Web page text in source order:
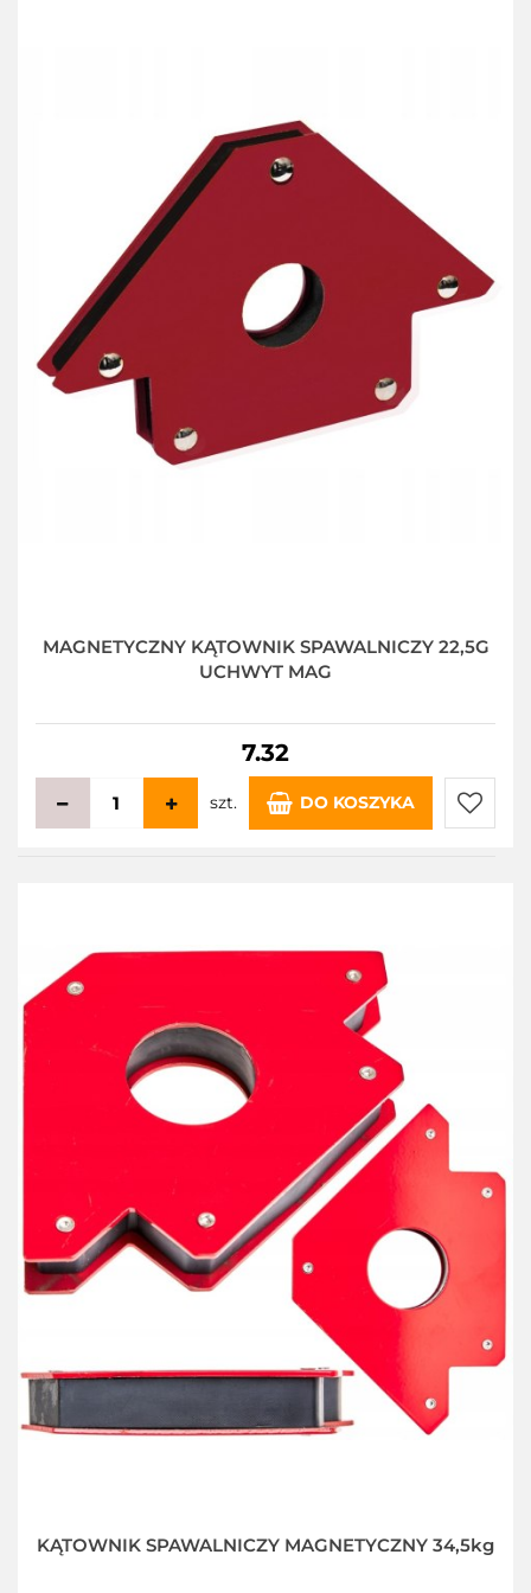
MAGNETYCZNY KĄTOWNIK SPAWALNICZY 22,5G
UCHWYT MAG
7.32
szt. DO KOSZYKA
Do
KĄTOWNIK SPAWALNICZY MAGNETYCZNY 34,5kg